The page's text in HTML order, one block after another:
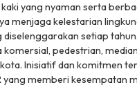
kaki yang nyaman serta
menjaga kelestarian
setiap
pedestrian,
Inisiatif dan komitmen
memberi kesempatan